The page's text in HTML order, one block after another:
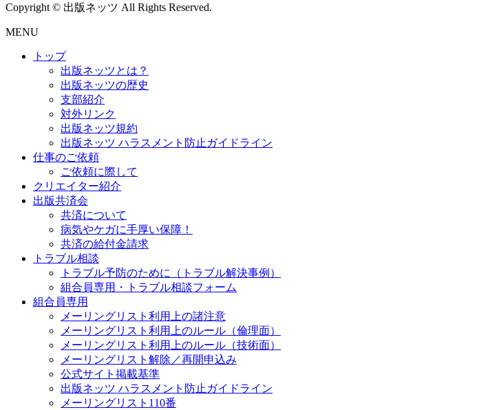
Copyright © 出版ネッツ All Rights Reserved.
MENU
トップ
出版ネッツとは？
出版ネッツの歴史
支部紹介
対外リンク
出版ネッツ規約
出版ネッツ ハラスメント防止ガイドライン
仕事のご依頼
ご依頼に際して
クリエイター紹介
出版共済会
共済について
病気やケガに手厚い保障！
共済の給付金請求
トラブル相談
トラブル予防のために（トラブル解決事例）
組合員専用・トラブル相談フォーム
組合員専用
メーリングリスト利用上の諸注意
メーリングリスト利用上のルール（倫理面）
メーリングリスト利用上のルール（技術面）
メーリングリスト解除／再開申込み
公式サイト掲載基準
出版ネッツ ハラスメント防止ガイドライン
メーリングリスト110番